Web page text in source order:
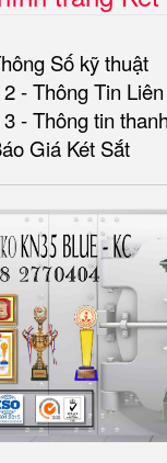
Số kỹ thuật
2 - Thông Tin
3 - Thông tin
Giá Két Sắt